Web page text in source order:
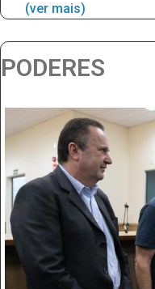
(ver mais)
PODERES